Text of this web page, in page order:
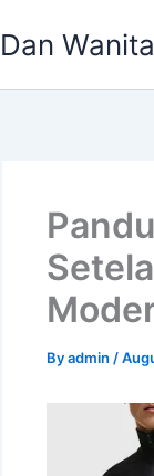
Wanita
Byadmin /